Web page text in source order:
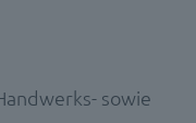
sowie